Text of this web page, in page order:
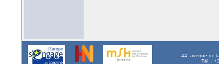
44, avenue de
Tél. :